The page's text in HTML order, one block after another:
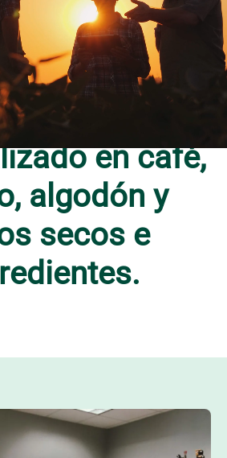
mundial en
de materias
blandas
en café,
algodón y
secos e